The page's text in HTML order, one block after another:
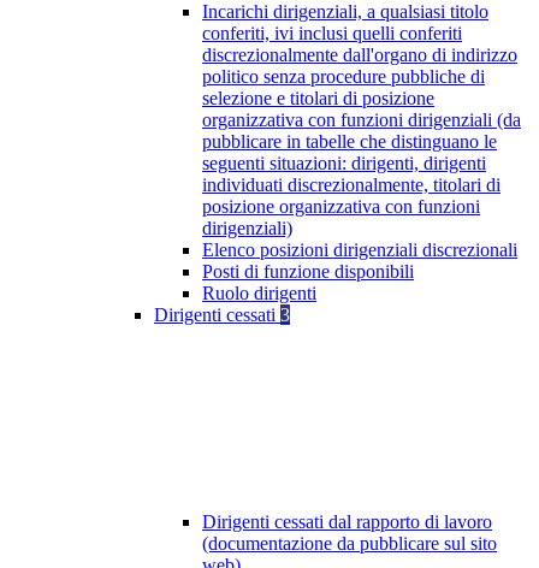
Incarichi dirigenziali, a qualsiasi titolo
conferiti, ivi inclusi quelli conferiti
discrezionalmente dall'organo di indirizzo
politico senza procedure pubbliche di
selezione e titolari di posizione
organizzativa con funzioni dirigenziali (da
pubblicare in tabelle che distinguano le
seguenti situazioni: dirigenti, dirigenti
individuati discrezionalmente, titolari di
posizione organizzativa con funzioni
dirigenziali)
Elenco posizioni dirigenziali discrezionali
Posti di funzione disponibili
Ruolo dirigenti
Dirigenti cessati 3
Dirigenti cessati dal rapporto di lavoro
(documentazione da pubblicare sul sito